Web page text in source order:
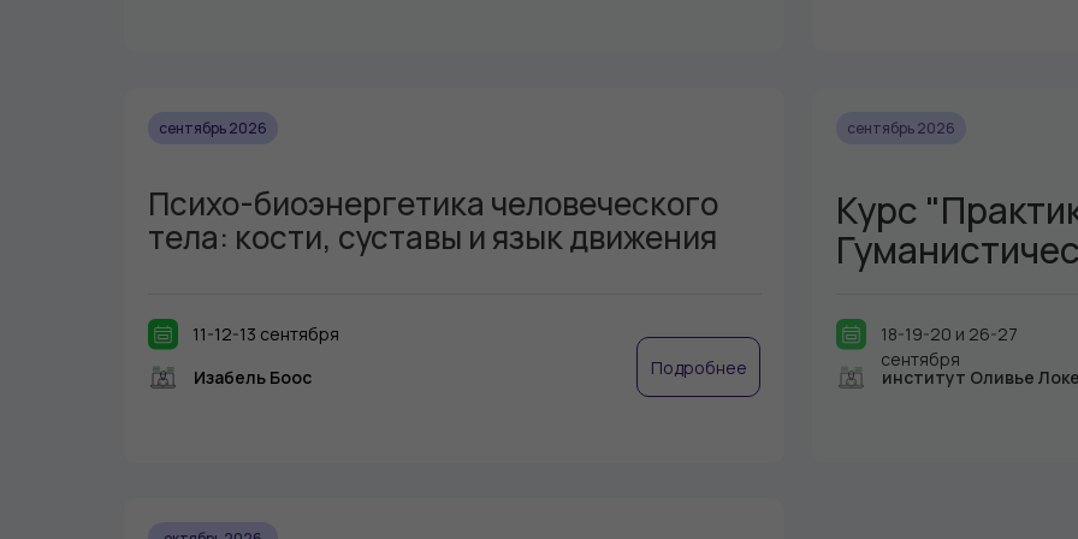
Психо-биоэнергетика человеческого
тела: кости, суставы и язык движения
Подробнее
сентябрь 2026
11-12-13 сентября
Изабель Боос
Курс
сентябрь 2026
18-19-20 и 26-27
сентября
институт Оливье